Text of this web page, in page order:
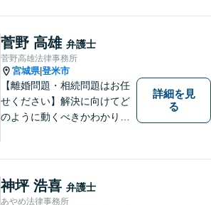
まず弁護士に相談してみてく
ださい。離婚問題／借金問題
／交通事故／刑事事件など、
幅広く対応。【夜間／休日対
応可能】
菅野 高雄 弁護士
菅野高雄法律事務所
宮城県|登米市
【離婚問題・相続問題はお任
せください】解決に向けてど
のように動くべきかわかりや
夜間・休日対応可】お早めの
ご相談が、納得のいく解決へ
の第一歩です。
詳細を見
る
神坪 浩喜 弁護士
あやめ法律事務所